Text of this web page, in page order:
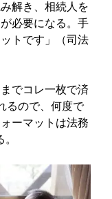
解き、相続人を
必要になる。手
トです」（司法
でコレ一枚で済
るので、何度で
ーマットは法務